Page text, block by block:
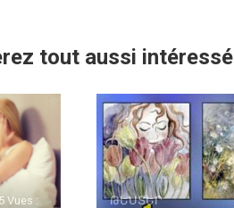
tout aussi intéressé
Vues : ԹԵՍՏԵՐ